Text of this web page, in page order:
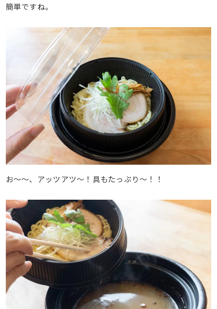
簡単ですね。
お〜〜、アッツアツ〜！具もたっぷり〜！！